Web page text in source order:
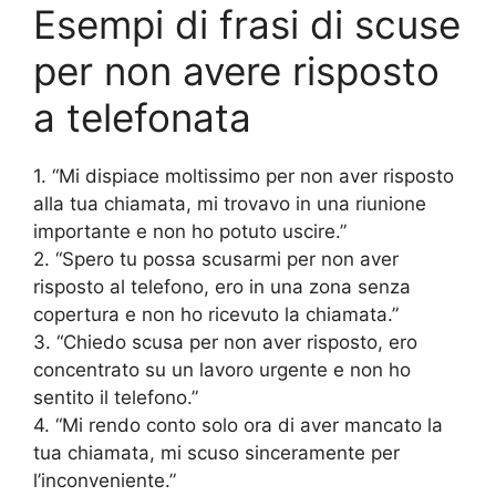
Esempi di frasi di scuse
per non avere risposto
a telefonata
1. “Mi dispiace moltissimo per non aver risposto
alla tua chiamata, mi trovavo in una riunione
importante e non ho potuto uscire.”
2. “Spero tu possa scusarmi per non aver
risposto al telefono, ero in una zona senza
copertura e non ho ricevuto la chiamata.”
3. “Chiedo scusa per non aver risposto, ero
concentrato su un lavoro urgente e non ho
sentito il telefono.”
4. “Mi rendo conto solo ora di aver mancato la
tua chiamata, mi scuso sinceramente per
l’inconveniente.”